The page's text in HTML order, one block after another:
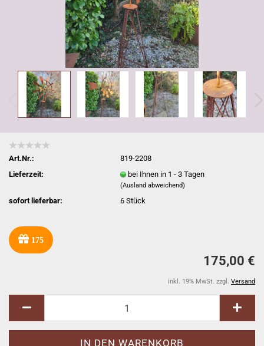
Art.Nr.:
819-2208
Lieferzeit:
bei Ihnen in 1 - 3 Tagen
(Ausland abweichend)
sofort lieferbar: 6Stück
175
175,00 €
inkl. 19% MwSt. zzgl. Versand